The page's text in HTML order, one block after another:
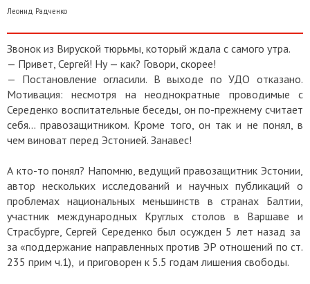
Леонид Радченко
Звонок из Вируской тюрьмы, который ждала с самого утра.
— Привет, Сергей! Ну — как? Говори, скорее!
— Постановление огласили. В выходе по УДО отказано.
Мотивация: несмотря на неоднократные проводимые с
Середенко воспитательные беседы, он по-прежнему считает
себя... правозащитником. Кроме того, он так и не понял, в
чем виноват перед Эстонией. Занавес!
А кто-то понял? Напомню, ведущий правозащитник Эстонии,
автор нескольких исследований и научных публикаций о
проблемах национальных меньшинств в странах Балтии,
участник международных Круглых столов в Варшаве и
Страсбурге, Сергей Середенко был осужден 5 лет назад за
за «поддержание направленных против ЭР отношений по ст.
235 прим ч.1), и приговорен к 5.5 годам лишения свободы.